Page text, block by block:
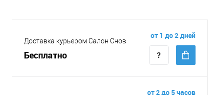
Доставка курьером Салон Снов
Бесплатно
от 1 до 2 дней
от 2 до 5 часов